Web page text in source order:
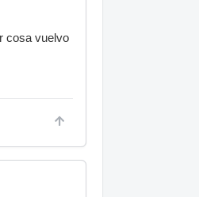
cosa vuelvo